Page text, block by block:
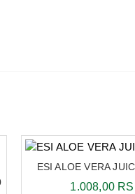
ESI ALOE VERA
1.008,00